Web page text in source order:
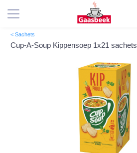
< Sachets
Cup-A-Soup Kippensoep 1x21 sachets